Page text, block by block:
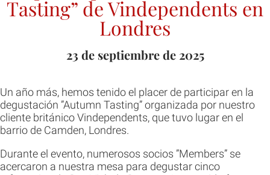
Tasting” de Vindependents en
Londres
23 de septiembre de 2025
Un año más, hemos tenido el placer de participar en la
degustación ”Autumn Tasting” organizada por nuestro
cliente británico Vindependents, que tuvo lugar en el
barrio de Camden, Londres.
Durante el evento, numerosos socios ”Members” se
acercaron a nuestra mesa para degustar cinco